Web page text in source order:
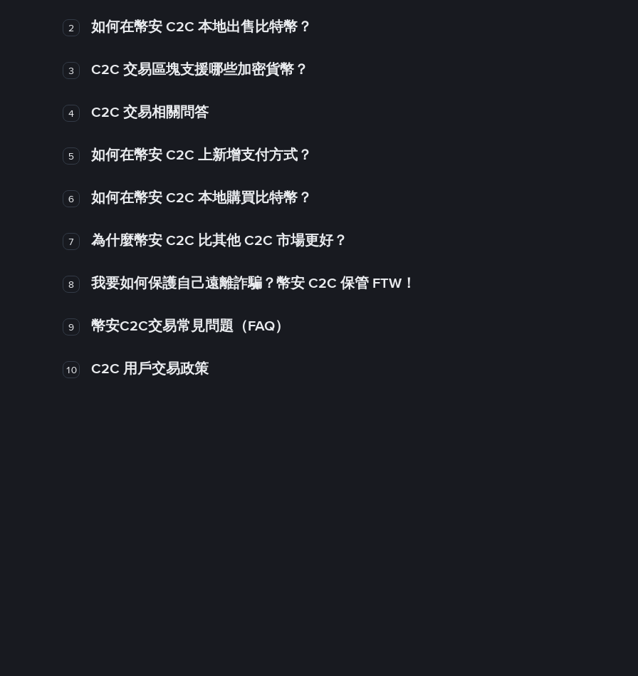
2 如何在幣安 C2C 本地出售比特幣？
3 C2C 交易區塊支援哪些加密貨幣？
4 C2C 交易相關問答
5 如何在幣安 C2C 上新增支付方式？
6 如何在幣安 C2C 本地購買比特幣？
7 為什麼幣安 C2C 比其他 C2C 市場更好？
8 我要如何保護自己遠離詐騙？幣安 C2C 保管 FTW！
9 幣安C2C交易常見問題（FAQ）
10 C2C 用戶交易政策